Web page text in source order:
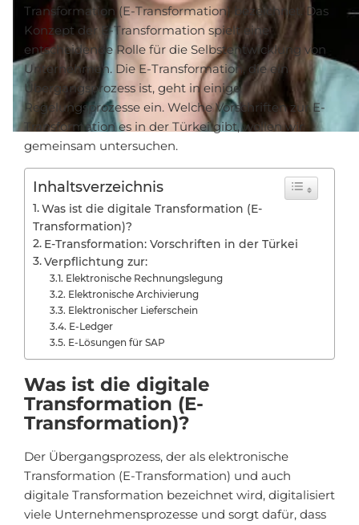
Transformation (E-Transformation) bezeichnet. Das
Konzept der E-Transformation spielt eine
entscheidende Rolle für die Selbstentwicklung von
Unternehmen. Die E-Transformation, die ein
Übergangsprozess ist, geht in einige
Regelungsprozesse ein. Welche Vorschriften zur E-
Transformation es in der Türkei gibt, wollen wir
gemeinsam untersuchen.
Inhaltsverzeichnis
Was ist die digitale Transformation (E-
Transformation)?
E-Transformation: Vorschriften in der Türkei
Verpflichtung zur:
Elektronische Rechnungslegung
Elektronische Archivierung
Elektronischer Lieferschein
E-Ledger
E-Lösungen für SAP
Was ist die digitale
Transformation (E-
Transformation)?
Der Übergangsprozess, der als elektronische
Transformation (E-Transformation) und auch
digitale Transformation bezeichnet wird, digitalisiert
viele Unternehmensprozesse und sorgt dafür, dass